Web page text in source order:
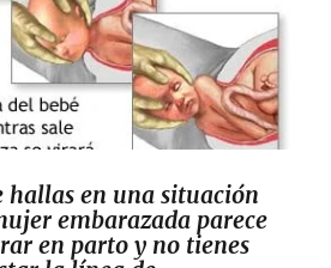
hallas en una situación
embarazada parece
en parto y no tienes